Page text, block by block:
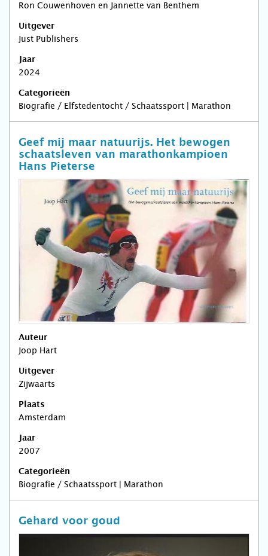
Ron Couwenhoven en Jannette van Benthem
Uitgever
Just Publishers
Jaar
2024
Categorieën
Biografie / Elfstedentocht / Schaatssport | Marathon
Geef mij maar natuurijs. Het bewogen
schaatsleven van marathonkampioen
Hans Pieterse
Auteur
Joop Hart
Uitgever
Zijwaarts
Plaats
Amsterdam
Jaar
2007
Categorieën
Biografie / Schaatssport | Marathon
Gehard voor goud